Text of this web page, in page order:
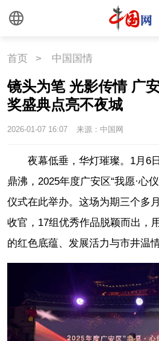
首页 > 中国国情
镜头为笔 光影传情 广
奖盛典点亮不夜城
2026-01-07 16:07 来源：中国网
夜幕低垂，华灯璀璨。1月6
鼎沸，2025年度广安区“我愿·心
仪式在此举办。这场为期三个多
收官，17组优秀作品脱颖而出，
的红色底蕴、发展活力与市井温情